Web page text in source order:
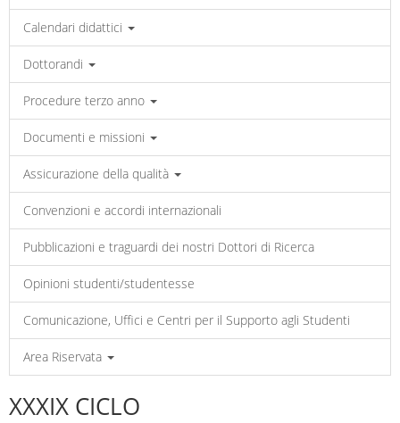
Calendari didattici
Dottorandi
Procedure terzo anno
Documenti e missioni
Assicurazione della qualità
Convenzioni e accordi internazionali
Pubblicazioni e traguardi dei nostri Dottori di Ricerca
Opinioni studenti/studentesse
Comunicazione, Uffici e Centri per il Supporto agli Studenti
Area Riservata
XXXIX CICLO